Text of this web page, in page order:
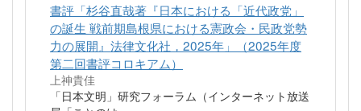
書評「杉谷直哉著『日本における「近代政党」
の誕生 戦前期島根県における憲政会・民政党勢
力の展開』法律文化社，2025年」（2025年度
第二回書評コロキアム）
上神貴佳
「日本文明」研究フォーラム（インターネット放送